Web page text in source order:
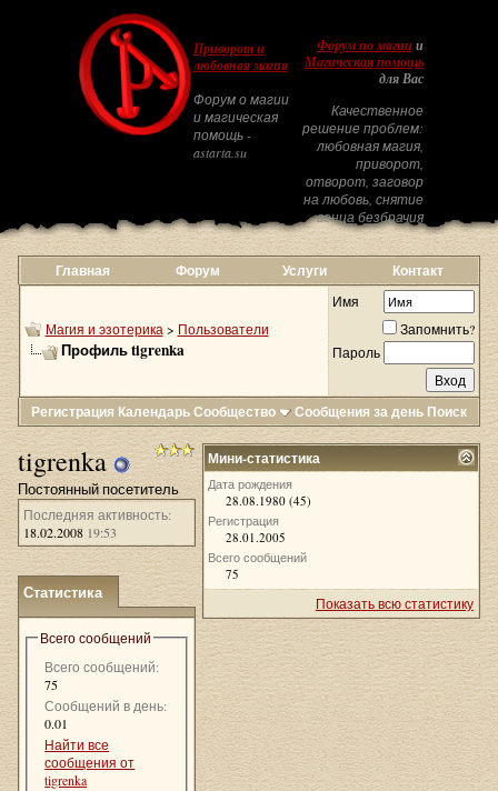
Приворот и
любовная магия
Форум о магии
и магическая
помощь -
astarta.su
Форум по магиии
Магическая помощь
для Вас
Качественное
решение проблем:
любовная магия,
приворот,
отворот, заговор
на любовь, снятие
венца безбрачия
Главная Форум Услуги Контакт
Магия и эзотерика > Пользователи
Профиль tigrenka
Имя
Запомнить?
Пароль
Регистрация КалендарьСообщество Сообщения за день Поиск
tigrenka
Постоянный посетитель
Последняя активность:
18.02.2008 19:53
Статистика
Всего сообщений
Всего сообщений:
75
Сообщений в день:
0.01
Найти все
сообщения от
tigrenka
Мини-статистика
Дата рождения
28.08.1980 (45)
Регистрация
28.01.2005
Всего сообщений
75
Показать всю статистику